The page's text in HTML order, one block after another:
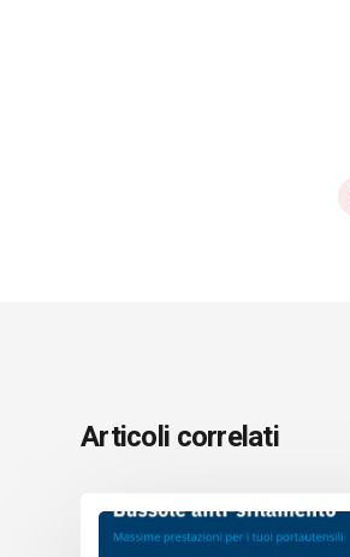
Articoli correlati